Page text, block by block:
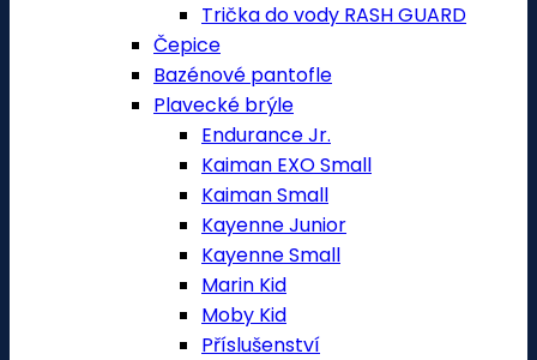
Trička do vody RASH GUARD
Čepice
Bazénové pantofle
Plavecké brýle
Endurance Jr.
Kaiman EXO Small
Kaiman Small
Kayenne Junior
Kayenne Small
Marin Kid
Moby Kid
Příslušenství